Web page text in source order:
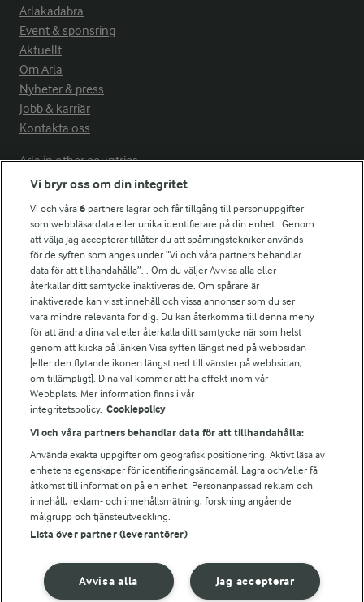
Arlakadabra
Event & sponsring
Aktuellt
Om Arla
Nyheter & press
Jobb & karriär
Kontakta oss
Arla in other countries
Fler Arlasajter
För ägare
Arlas kundportal
Arla.com
Falbygdens Ost
Arla webbshop
Bildbank
Följ oss
© 2026 Arla Foods
Ändra cookie-inställningar
Vi bryr oss om din integritet
Vi och våra6 partners lagrar och får tillgång till personuppgifter
som webbläsardata eller unika identifierare på din enhet . Genom
att välja Jag accepterar tillåter du att spårningstekniker används
för de syften som anges under ”Vi och våra partners behandlar
data för att tillhandahålla”. . Om du väljer Avvisa alla eller
återkallar ditt samtycke inaktiveras de. Om spårare är
inaktiverade kan visst innehåll och vissa annonser som du ser
vara mindre relevanta för dig. Du kan återkomma till denna meny
för att ändra dina val eller återkalla ditt samtycke när som helst
genom att klicka på länken Visa syften längst ned på webbsidan
[eller den flytande ikonen längst ned till vänster på webbsidan,
om tillämpligt]. Dina val kommer att ha effekt inom vår
Webbplats. Mer information finns i vår
integritetspolicy. Cookiepolicy
Vi och våra partners behandlar data för att tillhandahålla:
Använda exakta uppgifter om geografisk positionering. Aktivt läsa av
enhetens egenskaper för identifieringsändamål. Lagra och/eller få
åtkomst till information på en enhet. Personanpassad reklam och
innehåll, reklam- och innehållsmätning, forskning angående
målgrupp och tjänsteutveckling.
Lista över partner (leverantörer)
Jag accepterar
Avvisa alla